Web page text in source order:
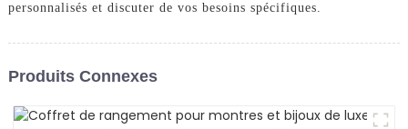
personnalisés et discuter de vos besoins spécifiques.
Produits Connexes